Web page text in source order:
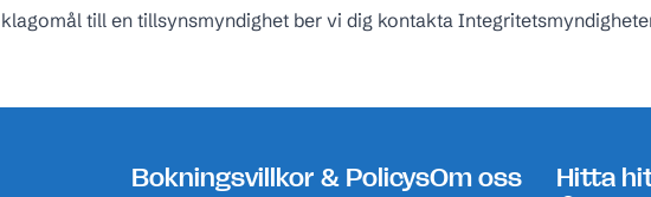
klagomål till en tillsynsmyndighet ber vi dig kontakta
Bokningsvillkor & PolicysOm oss Hitta